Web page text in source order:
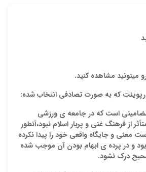
میتونید مشاهده کنید.
که به صورت تصادفی انتخاب شده:
است که در جامعه ی ورزشی
از فرهنگ غنی و پربار اسلام نبود،آنطور
معنی و جایگاه واقعی خود را پیدا نکرده
و در پرده ی ابهام بودن آن موجب شده
درک نشود.